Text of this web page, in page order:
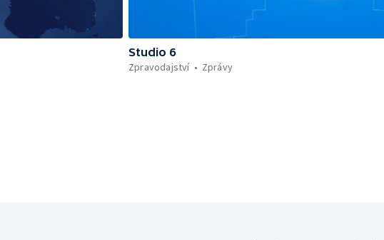
Studio 6
Zpravodajství
Zprávy